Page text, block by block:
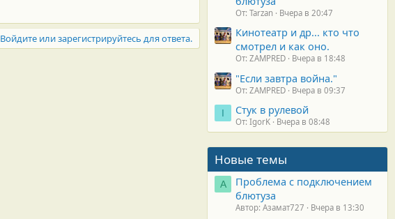
Войдите или зарегистрируйтесь для ответа.
От: Tarzan Вчера в 20:47
Кинотеатр и др... кто что
смотрел и как оно.
От: ZAMPRED Вчера в 18:48
"Если завтра война."
От: ZAMPRED Вчера в 09:37
I Стук в рулевой
От: IgorK Вчера в 08:48
Новые темы
А
Проблема с подключением
блютуза
Автор: Азамат727 Вчера в 13:30